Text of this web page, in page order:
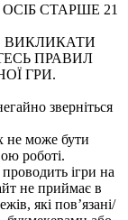
СТАРШЕ 21
ВИКЛИКАТИ
ПРАВИЛ
ГРИ.
зверніться
не може бути
роботі.
ігри на
не приймає в
які пов’язані/